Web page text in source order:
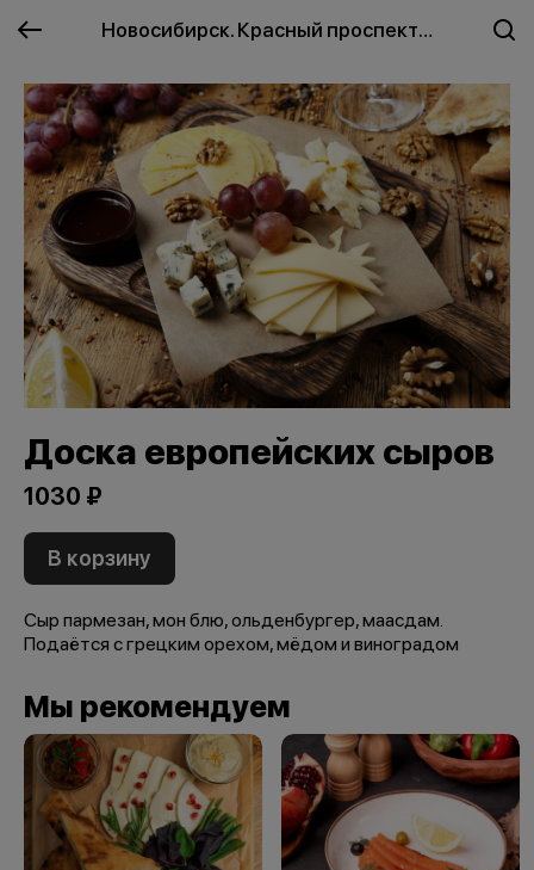
Новосибирск. Красный проспект
Доска европейских сыров
1030 ₽
В корзину
Сыр пармезан, мон блю, ольденбургер, маасдам.
Подаётся с грецким орехом, мёдом и виноградом
Мы рекомендуем